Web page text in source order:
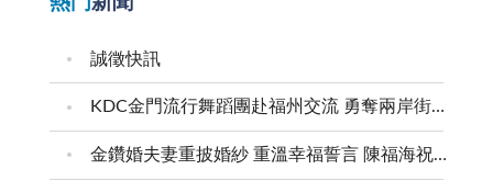
誠徵快訊
KDC金門流行舞蹈團赴福州交流 勇奪兩岸街舞賽三等獎
金鑽婚夫妻重披婚紗 重溫幸福誓言 陳福海祝福牽手半世紀 情深相守成典範